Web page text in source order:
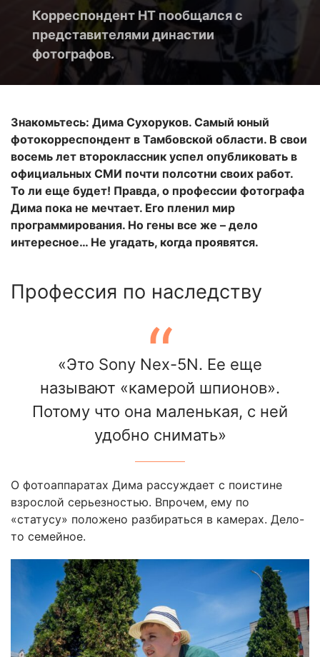
Корреспондент НТ пообщался с
представителями династии
фотографов.
Знакомьтесь: Дима Сухоруков. Самый юный
фотокорреспондент в Тамбовской области. В свои
восемь лет второклассник успел опубликовать в
официальных СМИ почти полсотни своих работ.
То ли еще будет! Правда, о профессии фотографа
Дима пока не мечтает. Его пленил мир
программирования. Но гены все же – дело
интересное… Не угадать, когда проявятся.
Профессия по наследству
«Это Sony Nex-5N. Ее еще
называют «камерой шпионов».
Потому что она маленькая, с ней
удобно снимать»
О фотоаппаратах Дима рассуждает с поистине
взрослой серьезностью. Впрочем, ему по
«статусу» положено разбираться в камерах. Дело-
то семейное.